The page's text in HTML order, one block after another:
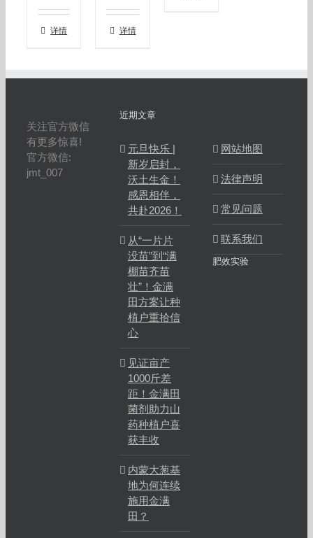
详情 详情
关注官方微信
有更多惊喜!
官方微信:
jmt_007
近期文章
元旦快乐 |
新岁启封，
沃土生金！
感恩相伴，
共赴2026！
从“一片片
没苗”到“满
棚苗齐苗
壮”！金满
田方案让种
植户重拾信
心
见证亩产
1000斤差
距！金满田
菌剂助力山
药种植户喜
获丰收
内蒙大葱基
地为何连续
施用金满
田？
网站地图
法律声明
常见问题
联系我们
肥效实验